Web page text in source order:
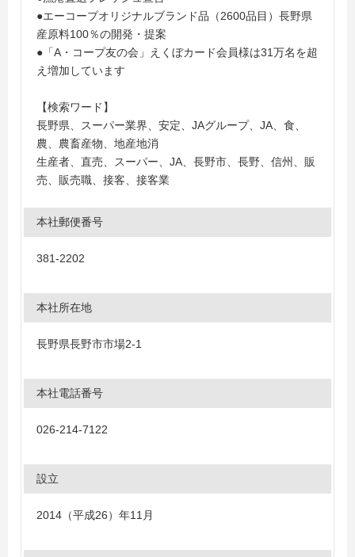
●エーコープオリジナルブランド品（2600品目）長野県
産原料100％の開発・提案
●「A・コープ友の会」えくぼカード会員様は31万名を超
え増加しています
【検索ワード】
長野県、スーパー業界、安定、JAグループ、JA、食、
農、農畜産物、地産地消
生産者、直売、スーパー、JA、長野市、長野、信州、販
売、販売職、接客、接客業
本社郵便番号
381-2202
本社所在地
長野県長野市市場2-1
本社電話番号
026-214-7122
設立
2014（平成26）年11月